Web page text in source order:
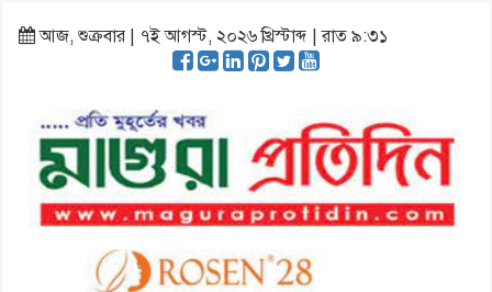
আজ, শুক্রবার | ৭ই আগস্ট, ২০২৬ খ্রিস্টাব্দ | রাত ৯:৩১